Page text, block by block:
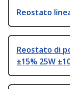
Reostato
Reostato di
±15% 25W